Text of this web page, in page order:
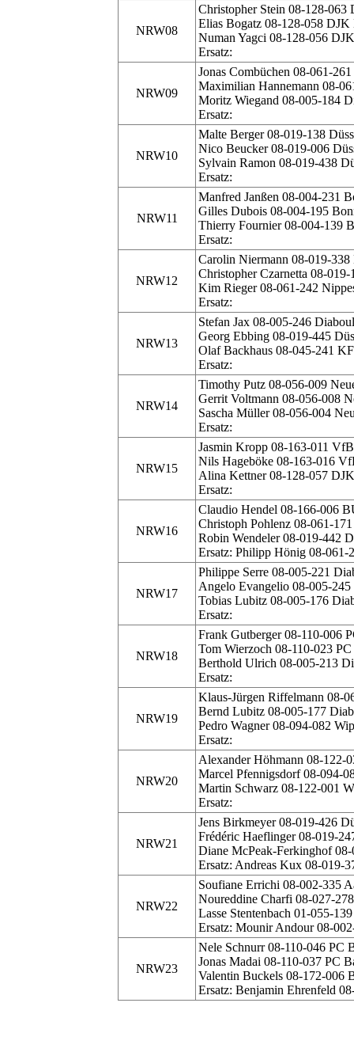
NRW08
Christopher Stein 08-128-063
Elias Bogatz 08-128-058 DJK
Numan Yagci 08-128-056
Ersatz:
NRW09
Jonas Combüchen 08-061-
Maximilian Hannemann 08-
Moritz Wiegand 08-005-184
Ersatz:
NRW10
Malte Berger 08-019-138
Nico Beucker 08-019-006
Sylvain Ramon 08-019-438
Ersatz:
NRW11
Manfred Janßen 08-004-231
Gilles Dubois 08-004-195
Thierry Fournier 08-004-139
Ersatz:
NRW12
Carolin Niermann 08-019-338
Christopher Czarnetta 08-
Kim Rieger 08-061-242
Ersatz:
NRW13
Stefan Jax 08-005-246
Georg Ebbing 08-019-445
Olaf Backhaus 08-045-241
Ersatz:
NRW14
Timothy Putz 08-056-009
Gerrit Voltmann 08-056-008
Sascha Müller 08-056-004
Ersatz:
NRW15
Jasmin Kropp 08-163-011
Nils Hageböke 08-163-016
Alina Kettner 08-128-057
Ersatz:
NRW16
Claudio Hendel 08-166-006
Christoph Pohlenz 08-061-
Robin Wendeler 08-019-442
Ersatz: Philipp Hönig 08-061-
NRW17
Philippe Serre 08-005-221
Angelo Evangelio 08-005-
Tobias Lubitz 08-005-176
Ersatz:
NRW18
Frank Gutberger 08-110-006
Tom Wierzoch 08-110-023
Berthold Ulrich 08-005-213
Ersatz:
NRW19
Klaus-Jürgen Riffelmann 08-
Bernd Lubitz 08-005-177
Pedro Wagner 08-094-082
Ersatz:
NRW20
Alexander Höhmann 08-122-
Marcel Pfennigsdorf 08-094-
Martin Schwarz 08-122-001
Ersatz:
NRW21
Jens Birkmeyer 08-019-426
Frédéric Haeflinger 08-019-
Diane McPeak-Ferkinghof
Ersatz: Andreas Kux 08-019-
NRW22
Soufiane Errichi 08-002-335
Noureddine Charfi 08-027-
Lasse Stentenbach 01-055-
Ersatz: Mounir Andour 08-
NRW23
Nele Schnurr 08-110-046 PC
Jonas Madai 08-110-037 PC
Valentin Buckels 08-172-006
Ersatz: Benjamin Ehrenfeld